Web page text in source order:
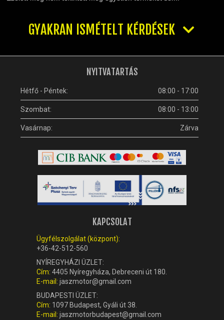
GYAKRAN ISMÉTELT KÉRDÉSEK
NYITVATARTÁS
Hétfő - Péntek: 08:00 - 17:00
Szombat: 08:00 - 13:00
Vasárnap: Zárva
KAPCSOLAT
Ügyfélszolgálat (központ):
+36-42-512-560
NYÍREGYHÁZI ÜZLET:
Cím: 4405 Nyíregyháza, Debreceni út 180.
E-mail: jaszmotor@gmail.com
BUDAPESTI ÜZLET:
Cím: 1097 Budapest, Gyáli út 38.
E-mail: jaszmotorbudapest@gmail.com